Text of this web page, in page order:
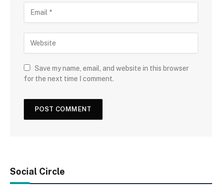
Save my name, email, and website in this browser
for the next time I comment.
Social Circle